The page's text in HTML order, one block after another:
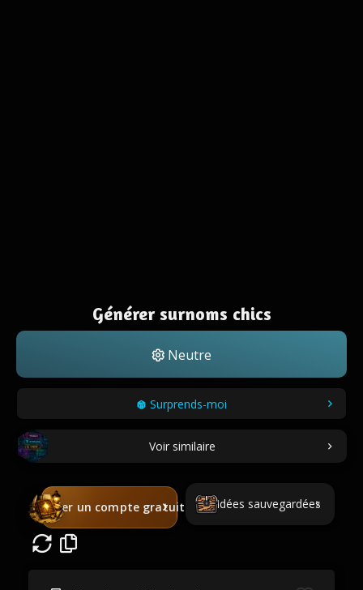
Générer surnoms chics
Neutre
Surprends-moi
Voir similaire
Créer un compte gratuit Idées sauvegardées